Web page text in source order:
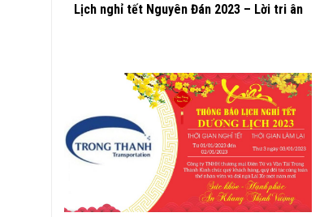
Lịch nghỉ tết Nguyên Đán 2023 – Lời tri ân